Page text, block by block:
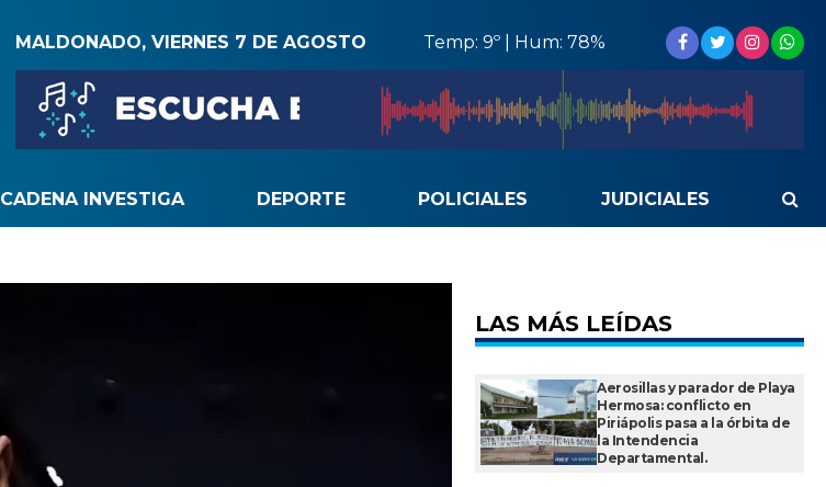
MALDONADO, VIERNES 7 DE AGOSTO Temp: 9º | Hum: 78%
CADENA INVESTIGA DEPORTE POLICIALES JUDICIALES
LAS MÁS LEÍDAS
Aerosillas y parador de Playa
Hermosa: conflicto en
Piriápolis pasa a la órbita de
la Intendencia
Departamental.